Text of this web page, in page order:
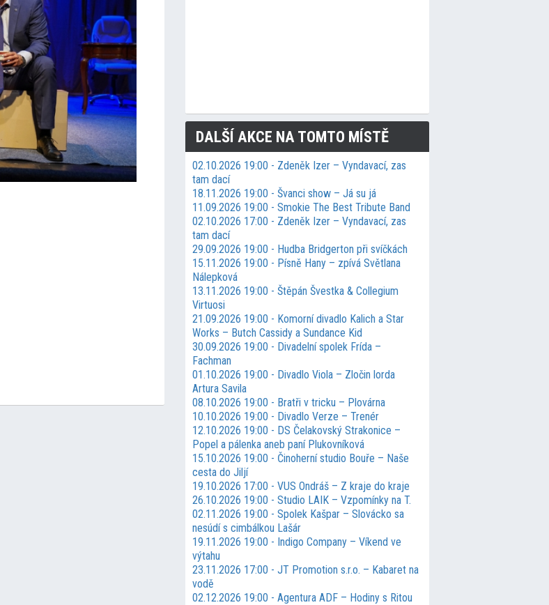
DALŠÍ AKCE NA TOMTO MÍSTĚ
02.10.2026 19:00 - Zdeněk Izer – Vyndavací, zas
tam dací
18.11.2026 19:00 - Švanci show – Já su já
11.09.2026 19:00 - Smokie The Best Tribute Band
02.10.2026 17:00 - Zdeněk Izer – Vyndavací, zas
tam dací
29.09.2026 19:00 - Hudba Bridgerton při svíčkách
15.11.2026 19:00 - Písně Hany – zpívá Světlana
Nálepková
13.11.2026 19:00 - Štěpán Švestka & Collegium
Virtuosi
21.09.2026 19:00 - Komorní divadlo Kalich a Star
Works – Butch Cassidy a Sundance Kid
30.09.2026 19:00 - Divadelní spolek Frída –
Fachman
01.10.2026 19:00 - Divadlo Viola – Zločin lorda
Artura Savila
08.10.2026 19:00 - Bratři v tricku – Plovárna
10.10.2026 19:00 - Divadlo Verze – Trenér
12.10.2026 19:00 - DS Čelakovský Strakonice –
Popel a pálenka aneb paní Plukovníková
15.10.2026 19:00 - Činoherní studio Bouře – Naše
cesta do Jiljí
19.10.2026 17:00 - VUS Ondráš – Z kraje do kraje
26.10.2026 19:00 - Studio LAIK – Vzpomínky na T.
02.11.2026 19:00 - Spolek Kašpar – Slovácko sa
nesúdí s cimbálkou Lašár
19.11.2026 19:00 - Indigo Company – Víkend ve
výtahu
23.11.2026 17:00 - JT Promotion s.r.o. – Kabaret na
vodě
02.12.2026 19:00 - Agentura ADF – Hodiny s Ritou